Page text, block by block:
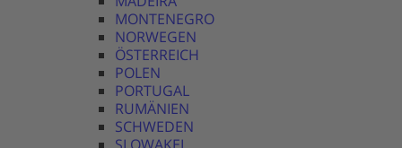
MONTENEGRO
NORWEGEN
ÖSTERREICH
POLEN
PORTUGAL
RUMÄNIEN
SCHWEDEN